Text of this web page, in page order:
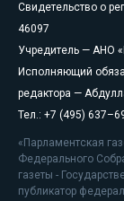
Свидетельство о
46097
Учредитель — АНО
Исполняющий
редактора —
Тел.: +7 (495)
«Парламентская
Федерального
газеты -
публикатор